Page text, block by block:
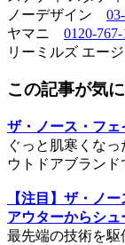
ノーデザイン
ヤマニ 0120-767-
リーミルズ エー
この記事が気
ザ・ノース・フェ
ぐっと肌寒くな
ウトドアブランド
【注目】ザ・ノ
アウターからシュ
最先端の技術を